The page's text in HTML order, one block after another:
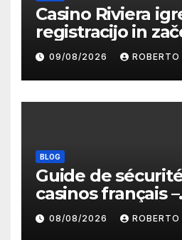
Casino Riviera
registracijo in
09/08/2026
BLOG
Guide de
casinos français –
protections,
paiements
08/08/2026